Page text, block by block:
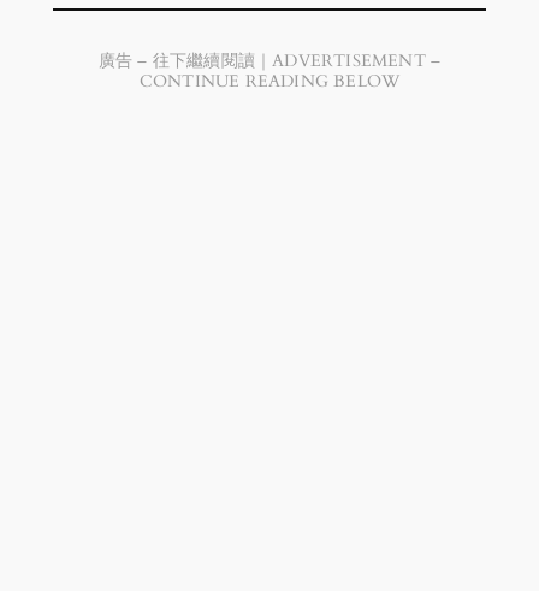
廣告 – 往下繼續閱讀｜ADVERTISEMENT –
CONTINUE READING BELOW